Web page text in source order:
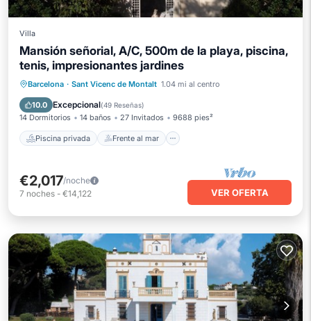
Villa
Mansión señorial, A/C, 500m de la playa, piscina,
tenis, impresionantes jardines
Barcelona · Sant Vicenc de Montalt 1.04 mi al centro
10.0 Excepcional(49 Reseñas)
14 Dormitorios 14 baños 27 Invitados 9688 pies²
Piscina privada Frente al mar
Piscina privada
Frente al mar
Desayuno
Aparcamiento
€2,017/noche
7 noches - €14,122 VER OFERTA